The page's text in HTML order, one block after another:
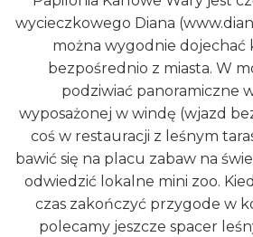
wspięcia się na galerię
strefie lotów motyli. Piękno
egzotycznego motyla
bezcenna. Powinieneś także
ponieważ mogą Ci przebiec
przepiórki lub będziesz
rozważnego żółwia.
uzupełniają
Kup bilet
na przykład w drodze nad
znajduję się tuż przed plażą,
Papilonia może również
który nie sprzyja aktywności na
Co więcej, Twoje dzieci mogą
Hopsárium, które znajduje się
nudą w Lipnie, nawet jeśli
Kup bilet
wycieczkowego Diana
można wygodnie dojechać
bezpośrednio z miasta. W
podziwiać panoramiczne
wyposażonej w windę (wjazd
coś w restauracji z leśnym
bawić się na placu zabaw na
odwiedzić lokalne mini zoo.
czas zakończyć przygode w
polecamy jeszcze spacer